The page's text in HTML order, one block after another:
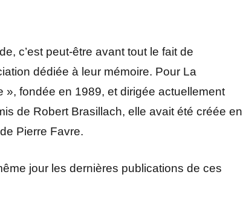
c’est peut-être avant tout le fait de
dédiée à leur mémoire. Pour La
», fondée en 1989, et dirigée actuellement
de Robert Brasillach, elle avait été créée en
Pierre Favre.
jour les dernières publications de ces